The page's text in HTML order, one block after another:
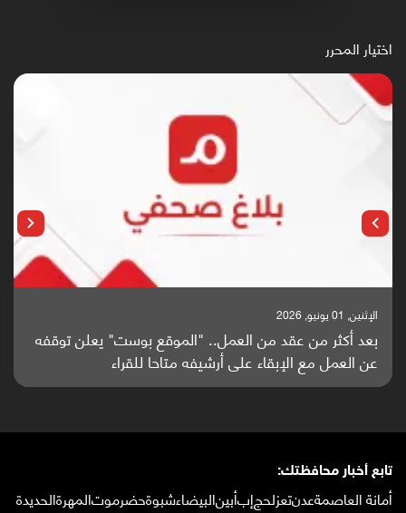
اختيار المحرر
الإثنين, 01 يونيو, 2026
بعد أكثر من عقد من العمل.. "الموقع بوست" يعلن توقفه
عن العمل مع الإبقاء على أرشيفه متاحا للقراء
تابع أخبار محافظتك:
أمانة العاصمةعدنتعزلحجإبأبينالبيضاءشبوةحضرموتالمهرةالحديدة